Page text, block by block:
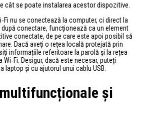
cât se poate instalarea acestor dispozitive.
nu se conectează la computer, ci direct la
după conectare, funcționează ca un element
conectate, de pe care este apoi posibil să
Dacă aveți o rețea locală protejată prin
informațiile referitoare la parolă și la rețea
Desigur, dacă este necesar, puteți
laptop și cu ajutorul unui cablu USB.
și